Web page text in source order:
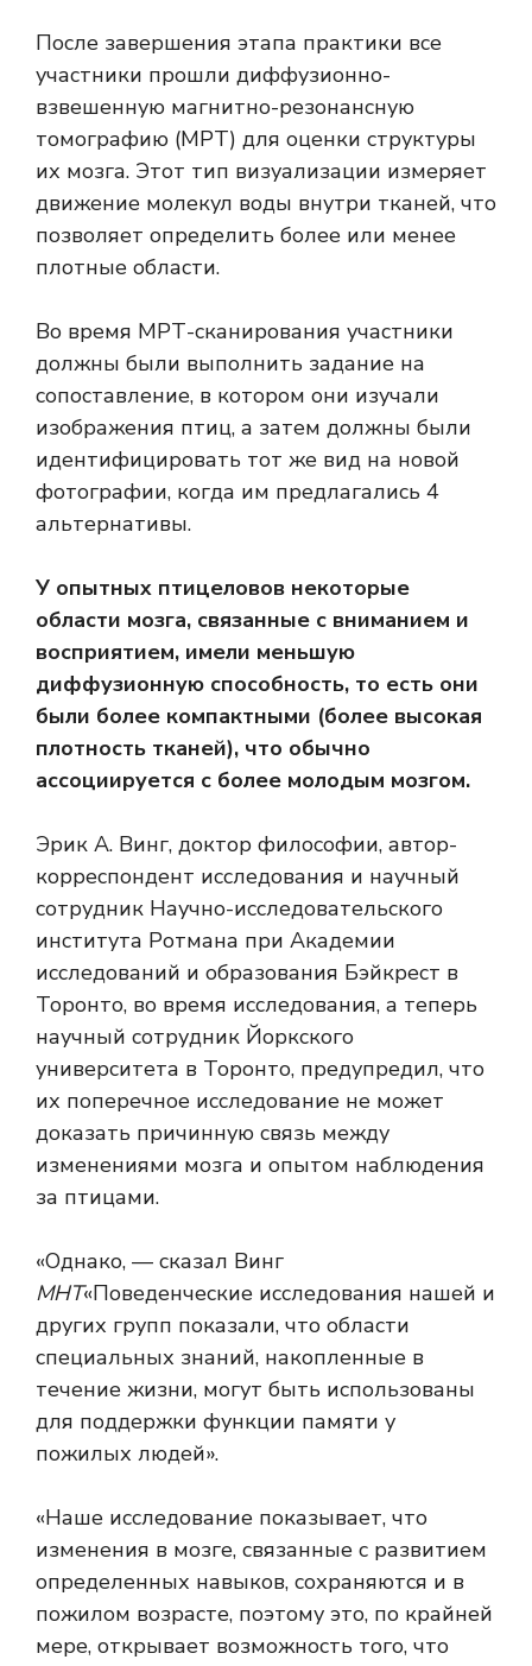
После завершения этапа практики все
участники прошли диффузионно-
взвешенную магнитно-резонансную
томографию (МРТ) для оценки структуры
их мозга. Этот тип визуализации измеряет
движение молекул воды внутри тканей, что
позволяет определить более или менее
плотные области.
Во время МРТ-сканирования участники
должны были выполнить задание на
сопоставление, в котором они изучали
изображения птиц, а затем должны были
идентифицировать тот же вид на новой
фотографии, когда им предлагались 4
альтернативы.
У опытных птицеловов некоторые
области мозга, связанные с вниманием и
восприятием, имели меньшую
диффузионную способность, то есть они
были более компактными (более высокая
плотность тканей), что обычно
ассоциируется с более молодым мозгом.
Эрик А. Винг, доктор философии, автор-
корреспондент исследования и научный
сотрудник Научно-исследовательского
института Ротмана при Академии
исследований и образования Бэйкрест в
Торонто, во время исследования, а теперь
научный сотрудник Йоркского
университета в Торонто, предупредил, что
их поперечное исследование не может
доказать причинную связь между
изменениями мозга и опытом наблюдения
за птицами.
«Однако, — сказал Винг
МНТ«Поведенческие исследования нашей и
других групп показали, что области
специальных знаний, накопленные в
течение жизни, могут быть использованы
для поддержки функции памяти у
пожилых людей».
«Наше исследование показывает, что
изменения в мозге, связанные с развитием
определенных навыков, сохраняются и в
пожилом возрасте, поэтому это, по крайней
мере, открывает возможность того, что